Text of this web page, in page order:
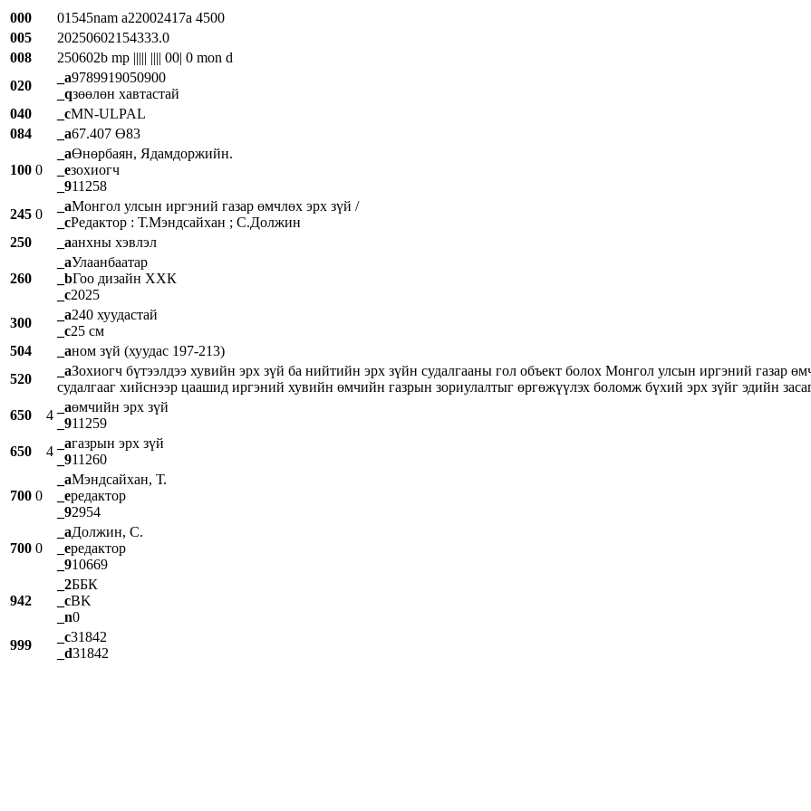
000
01545nam a22002417a 4500
005
20250602154333.0
008
250602b mp ||||| |||| 00| 0 mon d
020
_a9789919050900
_qзөөлөн хавтастай
040
_cMN-ULPAL
084
_a67.407 Ө83
100 0
_aӨнөрбаян, Ядамдоржийн.
_eзохиогч
_911258
245 0
_aМонгол улсын иргэний газар өмчлөх эрх зүй /
_cРедактор : Т.Мэндсайхан ; С.Должин
250
_aанхны хэвлэл
260
_aУлаанбаатар
_bГоо дизайн ХХК
_c2025
300
_a240 хуудастай
_c25 см
504
_aном зүй (хуудас 197-213)
520
_aЗохиогч бүтээлдээ хувийн эрх зүй ба нийтийн эрх зүйн судалгааны гол объект болох Монгол улсын иргэний газар
судалгааг хийснээр цаашид иргэний хувийн өмчийн газрын зориулалтыг өргөжүүлэх боломж бүхий эрх зүйг эдийн
650
4
_aөмчийн эрх зүй
_911259
650
4
_aгазрын эрх зүй
_911260
700 0
_aМэндсайхан, Т.
_eредактор
_92954
700 0
_aДолжин, С.
_eредактор
_910669
942
_2ББК
_cBK
_n0
999
_c31842
_d31842